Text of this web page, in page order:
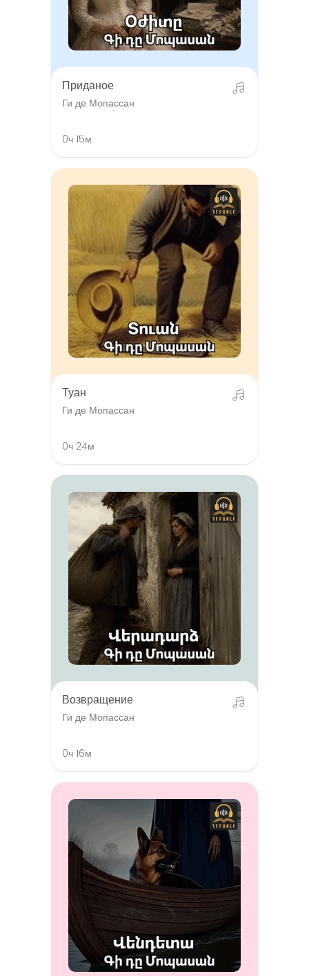
Приданое
Ги де Мопассан
0ч 15м
Туан
Ги де Мопассан
0ч 24м
Возвращение
Ги де Мопассан
0ч 16м